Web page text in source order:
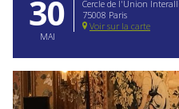
30
MAI
Cercle de l'Union
75008 Paris
Voir sur la carte